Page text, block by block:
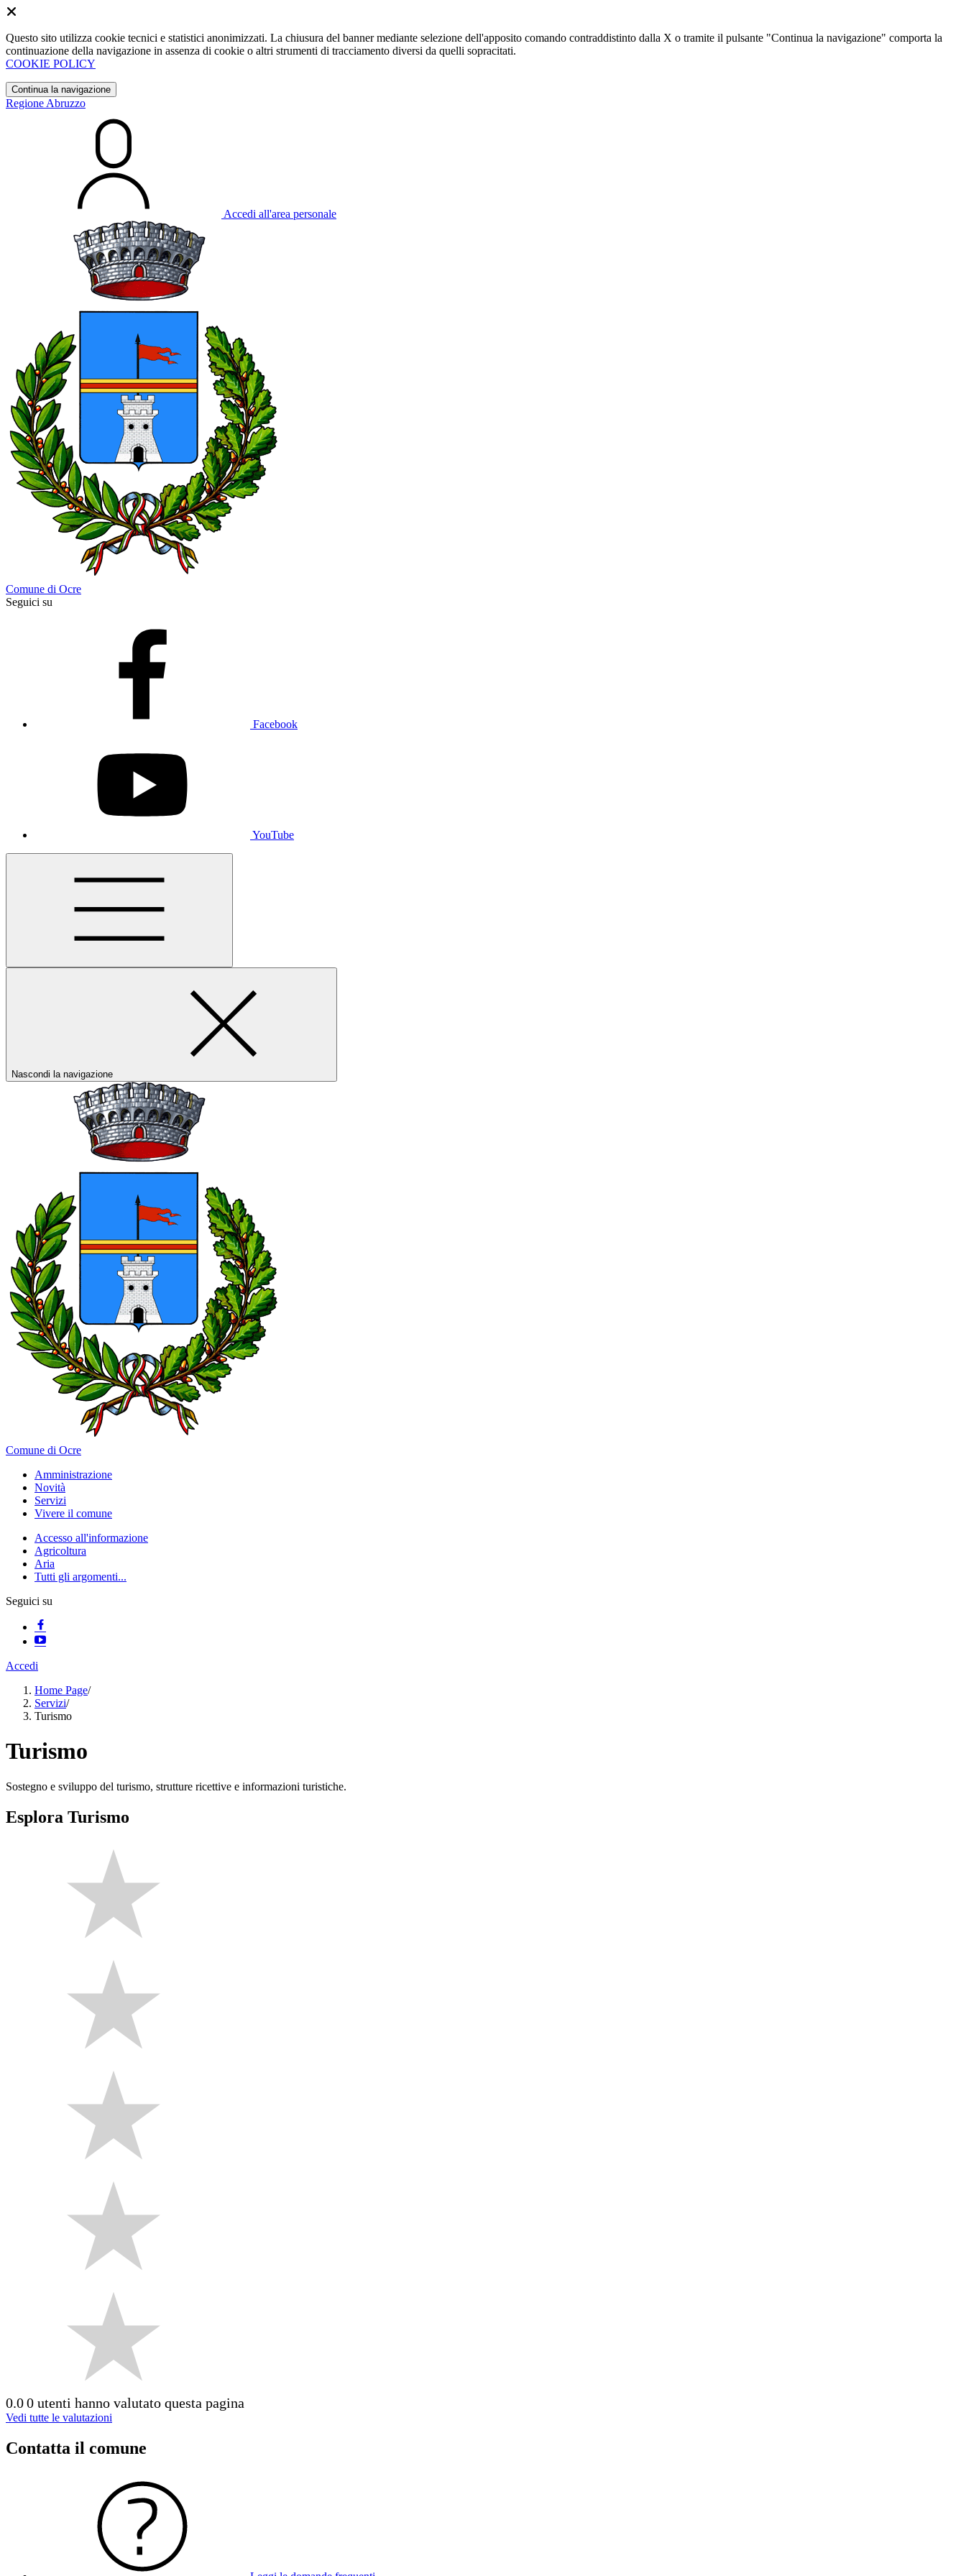
Questo sito utilizza cookie tecnici e statistici anonimizzati. La chiusura del banner mediante selezione dell'apposito comando contraddistinto dalla X o tramite il pulsante "Continua la navigazione" comporta la
continuazione della navigazione in assenza di cookie o altri strumenti di tracciamento diversi da quelli sopracitati.
COOKIE POLICY
Continua la navigazione
Regione Abruzzo
Accedi all'area personale
Comune di Ocre
Seguici su
Facebook
YouTube
Nascondi la navigazione
Comune di Ocre
Amministrazione
Novità
Servizi
Vivere il comune
Accesso all'informazione
Agricoltura
Aria
Tutti gli argomenti...
Seguici su
Accedi
Home Page/
Servizi/
Turismo
Turismo
Sostegno e sviluppo del turismo, strutture ricettive e informazioni turistiche.
Esplora Turismo
0.00 utenti hanno valutato questa pagina
Vedi tutte le valutazioni
Contatta il comune